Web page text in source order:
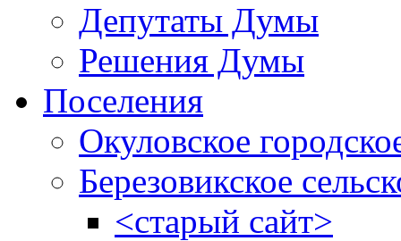
Депутаты Думы
Решения Думы
Поселения
Окуловское
Березовикское
<старый сайт>